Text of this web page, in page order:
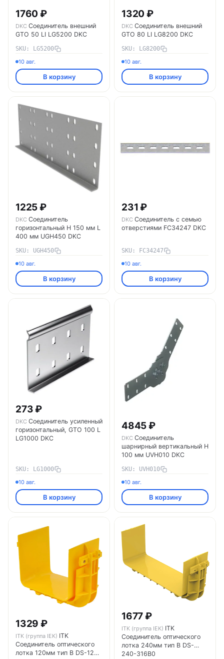
1760 ₽
DKC Соединитель внешний
GTO 50 LI LG5200 DKC
SKU: LG5200
10 авг.
В корзину
1320 ₽
DKC Соединитель внешний
GTO 80 LI LG8200 DKC
SKU: LG8200
10 авг.
В корзину
1225 ₽
DKC Соединитель
горизонтальный H 150 мм L
400 мм UGH450 DKC
SKU: UGH450
10 авг.
В корзину
231 ₽
DKC Соединитель с семью
отверстиями FC34247 DKC
SKU: FC34247
10 авг.
В корзину
273 ₽
DKC Соединитель усиленный
горизонтальный, GTO 100 L
LG1000 DKC
SKU: LG1000
10 авг.
В корзину
4845 ₽
DKC Соединитель
шарнирный вертикальный H
100 мм UVH010 DKC
SKU: UVH010
10 авг.
В корзину
1329 ₽
ITK (группа IEK) ITK
Соединитель оптического
лотка 120мм тип В DS-120-
1677 ₽
ITK (группа IEK) ITK
Соединитель оптического
лотка 240мм тип B DS-
240-316B0